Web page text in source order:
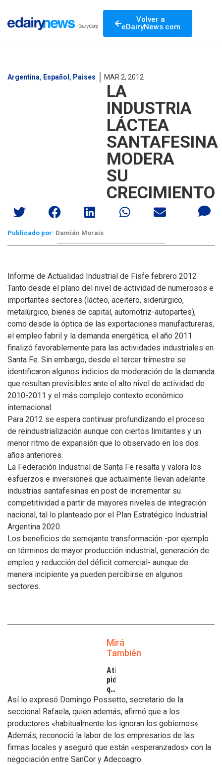
Volver a
eDairyNews.com
Argentina, Español , Paises MAR 2, 2012
LA
INDUSTRIA
LÁCTEA
SANTAFESINA
MODERA
SU
CRECIMIENTO
Publicado por: Damián Morais
Informe de Actualidad Industrial de Fisfe febrero 2012
Tanto desde el plano del nivel de actividad de numerosos e
importantes sectores (lácteo, aceitero, siderúrgico,
metalúrgico, bienes de capital, automotriz-autopartes),
como desde la óptica de las exportaciones manufactureras,
el empleo fabril y la demanda energética, el año 2011
finalizó favorablemente para las actividades industriales en
Santa Fe. Sin embargo, desde el tercer trimestre se
identificaron algunos indicios de moderación de la demanda
que resultan previsibles ante el alto nivel de actividad de
2010-2011 y el más complejo contexto económico
internacional.
Para 2012 se espera continuar profundizando el proceso
de reindustrialización aunque con ciertos limitantes y un
menor ritmo de expansión que lo observado en los dos
años anteriores.
La Federación Industrial de Santa Fe resalta y valora los
esfuerzos e inversiones que actualmente llevan adelante
industrias santafesinas en post de incrementar su
competitividad a partir de mayores niveles de integración
nacional, tal lo planteado por el Plan Estratégico Industrial
Argentina 2020.
Los beneficios de semejante transformación -por ejemplo
en términos de mayor producción industrial, generación de
empleo y reducción del déficit comercial- aunque de
manera incipiente ya pueden percibirse en algunos
sectores.
Mirá
También
Atilra
pide
que
se
atiendan
inconvenientes
de
los
tamberos
Así lo expresó Domingo Possetto, secretario de la
seccional Rafaela, quien además, afirmó que a los
productores «habitualmente los ignoran los gobiernos».
Además, reconoció la labor de los empresarios de las
firmas locales y aseguró que están «esperanzados» con la
negociación entre SanCor y Adecoagro.